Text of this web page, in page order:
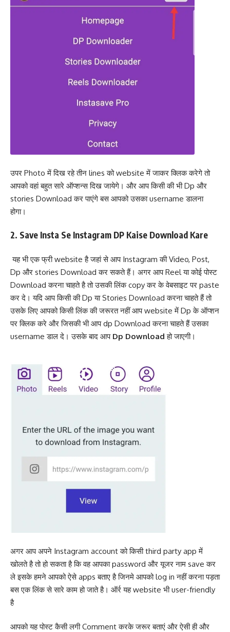
उपर Photo में दिख रहे तीन lines को website में जाकर क्लिक करेगे तो
आपको वहां बहुत सारे ऑप्शन्स दिख जायेगे। और आप किसी की भी Dp और
stories Download कर पाएंगे बस आपको उसका username डालना
होगा।
2. Save Insta Se Instagram DP Kaise Download Kare
यह भी एक फ्री website है जहां से आप Instagram की Video, Post,
Dp और stories Download कर सकते हैं। अगर आप Reel या कोई पोस्ट
Download करना चाहते है तो उसकी लिंक copy कर के वेबसाइट पर paste
कर दे। यदि आप किसी की Dp या Stories Download करना चाहते हैं तो
उसके लिए आपको किसी लिंक की जरूरत नहीं आप website में Dp के ऑप्शन
पर क्लिक करे और जिसकी भी आप dp Download करना चाहते हैं उसका
username डाल दे। उसके बाद आप Dp Download हो जाएगी।
अगर आप अपने Instagram account को किसी third party app में
खोलते है तो हो सकता है कि वह आपका password और यूजर नाम save कर
ले इसके हमने आपको ऐसे apps बताए है जिनमे आपको log in नहीं करना पड़ता
बस एक लिंक से सारे काम हो जाते है। ऑर्र यह website भी user-friendly
है
आपको यह पोस्ट कैसी लगी Comment करके जरूर बताएं और ऐसी ही और